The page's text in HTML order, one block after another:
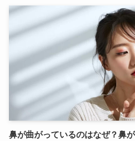
鼻が曲がっているのはなぜ？鼻